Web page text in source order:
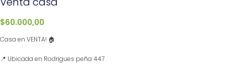
$60.000,00
Casa en VENTA! 🏠
📍 Ubicada en Rodrigues peña 447